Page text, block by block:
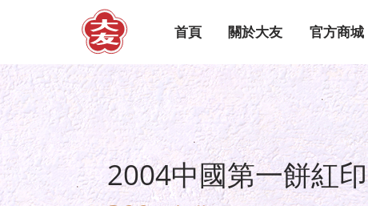
首頁 關於大友 官方商城
2004中國第一餅紅印